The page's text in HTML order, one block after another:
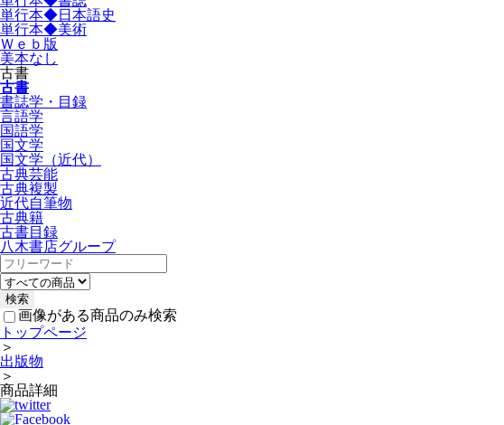
単行本◆日本語史
単行本◆美術
Ｗｅｂ版
美本なし
古書
古書
書誌学・目録
言語学
国語学
国文学
国文学（近代）
古典芸能
古典複製
近代自筆物
古典籍
古書目録
八木書店グループ
画像がある商品のみ検索
トップページ
＞
出版物
＞
商品詳細